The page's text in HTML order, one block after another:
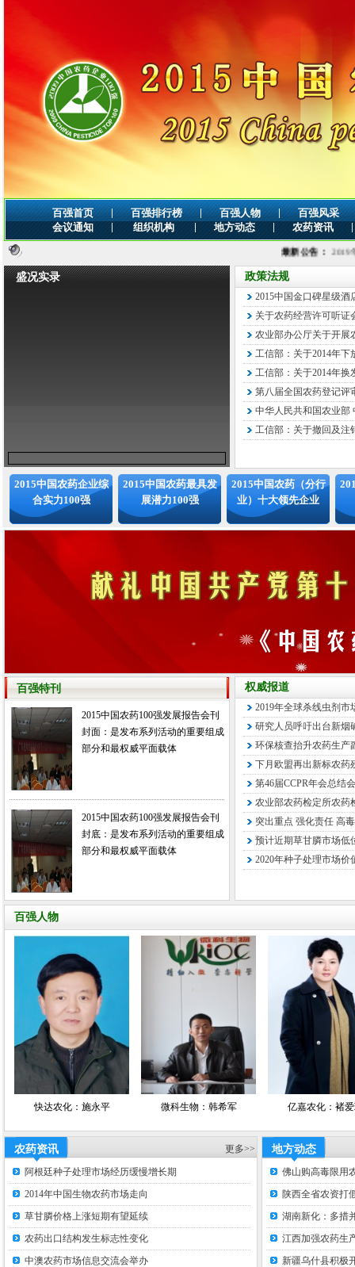
百强首页 | 百强排行榜 | 百强人物 |
百强风采
会议通知
| 组织机构 | 地方动态 | 农药资讯 |
最新公告： 2019年全球
盛况实录 政策法规
2015中国金口碑星级酒
关于农药经营许可听证
农业部办公厅关于开展
工信部：关于2014年下
工信部：关于2014年换
第八届全国农药登记评
中华人民共和国农业部
工信部：关于撤回及注
2015中国农药企业综
合实力100强
2015中国农药最具发
展潜力100强
2015中国农药（分行
业）十大领先企业
百强特刊
2015中国农药100强发展报告会刊
封面：是发布系列活动的重要组成
部分和最权威平面载体
2015中国农药100强发展报告会刊
封底：是发布系列活动的重要组成
部分和最权威平面载体
权威报道
2019年全球杀线虫剂市
研究人员呼吁出台新烟
环保核查抬升农药生产
下月欧盟再出新标农药
第46届CCPR年会总结
农业部农药检定所农药
突出重点 强化责任 高
预计近期草甘膦市场低
2020年种子处理市场价
百强人物
达农化：施永平 微科生物：韩希军 亿嘉农化：褚爱玲
农药资讯 更多>>
阿根廷种子处理市场经历缓慢增长期
2014年中国生物农药市场走向
草甘膦价格上涨短期有望延续
农药出口结构发生标志性变化
中澳农药市场信息交流会举办
地方动态
佛山购高毒限用
陕西全省农资打
湖南新化：多措
江西加强农药生
新疆乌什县积极